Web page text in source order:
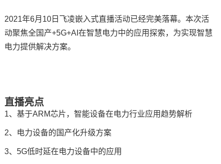
2021年6月10日 飞凌嵌入式直播活动已经完美落幕。本次活
动聚焦全国产+5G+AI在智慧电力中的应用探索，为实现智慧
电力提供解决方案。
直播亮点
1、基于ARM芯片，智能设备在电力行业应用趋势解析
2、电力设备的国产化升级方案
3、5G低时延在电力设备中的应用